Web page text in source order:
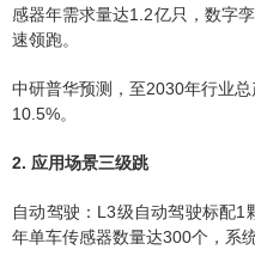
感器年需求量达1.2亿只，数字
速领跑。
中研普华预测，至2030年行业
10.5%。
2. 应用场景三级跳
自动驾驶：L3级自动驾驶标配
年单车传感器数量达300个，系